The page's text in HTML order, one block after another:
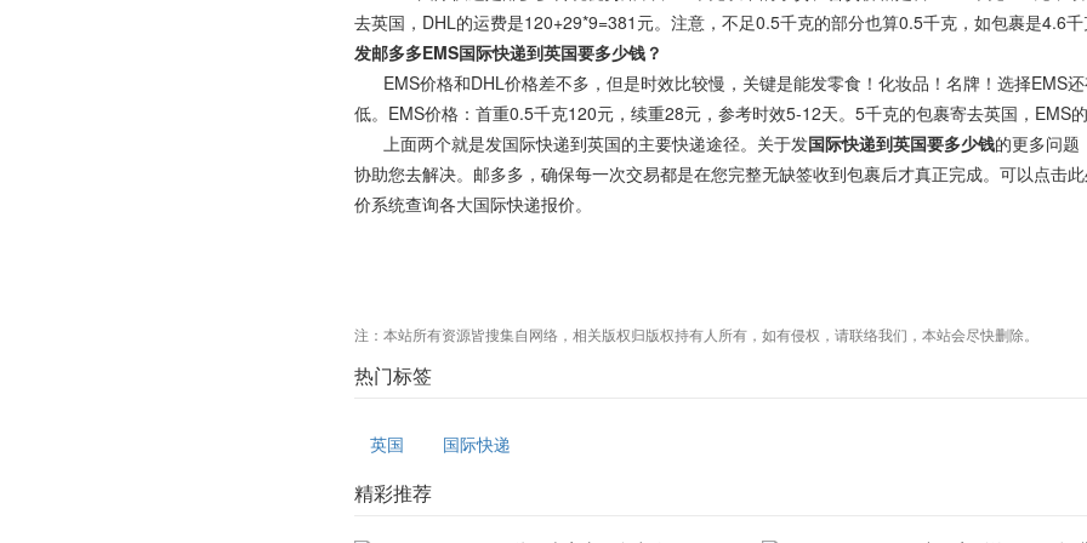
去英国，DHL的运费是120+29*9=381元。注意，不足0.5千克的部分也算0.5千克，如包裹是4.6
发邮多多EMS国际快递到英国要多少钱？
EMS价格和DHL价格差不多，但是时效比较慢，关键是能发零食！化妆品！名牌！选择EMS
低。EMS价格：首重0.5千克120元，续重28元，参考时效5-12天。5千克的包裹寄去英国，EMS
上面两个就是发国际快递到英国的主要快递途径。关于发国际快递到英国要多少钱的更多问题
协助您去解决。邮多多，确保每一次交易都是在您完整无缺签收到包裹后才真正完成。可以点击
价系统查询各大国际快递报价。
注：本站所有资源皆搜集自网络，相关版权归版权持有人所有，如有侵权，请联络我们，本站会尽快删除。
热门标签
英国 国际快递
精彩推荐